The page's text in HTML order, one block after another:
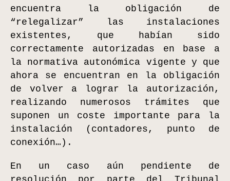
encuentra la obligación de
“relegalizar” las instalaciones
existentes, que habían sido
correctamente autorizadas en base a
la normativa autonómica vigente y que
ahora se encuentran en la obligación
de volver a lograr la autorización,
realizando numerosos trámites que
suponen un coste importante para la
instalación (contadores, punto de
conexión…).
En un caso aún pendiente de